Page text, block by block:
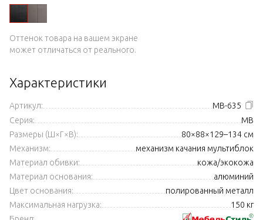
Оттенок товара на вашем экране
может отличаться от реального.
Характеристики
Артикул:
MB-635
Серия:
MB
Размеры (Ш×Г×В):
80×88×129–134 см
Механизм:
механизм качания мультиблок
Материал обивки:
кожа/экокожа
Материал основания:
алюминий
Цвет основания:
полированный металл
Максимальная нагрузка:
150 кг